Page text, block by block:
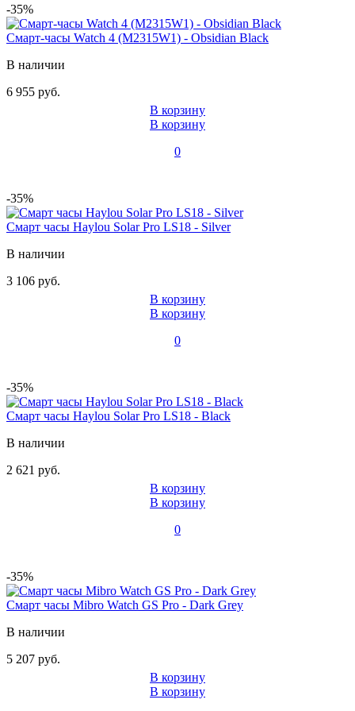
-35%
Смарт-часы Watch 4 (M2315W1) - Obsidian Black
В наличии
6 955 руб.
В корзину
В корзину
0
-35%
Смарт часы Haylou Solar Pro LS18 - Silver
В наличии
3 106 руб.
В корзину
В корзину
0
-35%
Смарт часы Haylou Solar Pro LS18 - Black
В наличии
2 621 руб.
В корзину
В корзину
0
-35%
Смарт часы Mibro Watch GS Pro - Dark Grey
В наличии
5 207 руб.
В корзину
В корзину